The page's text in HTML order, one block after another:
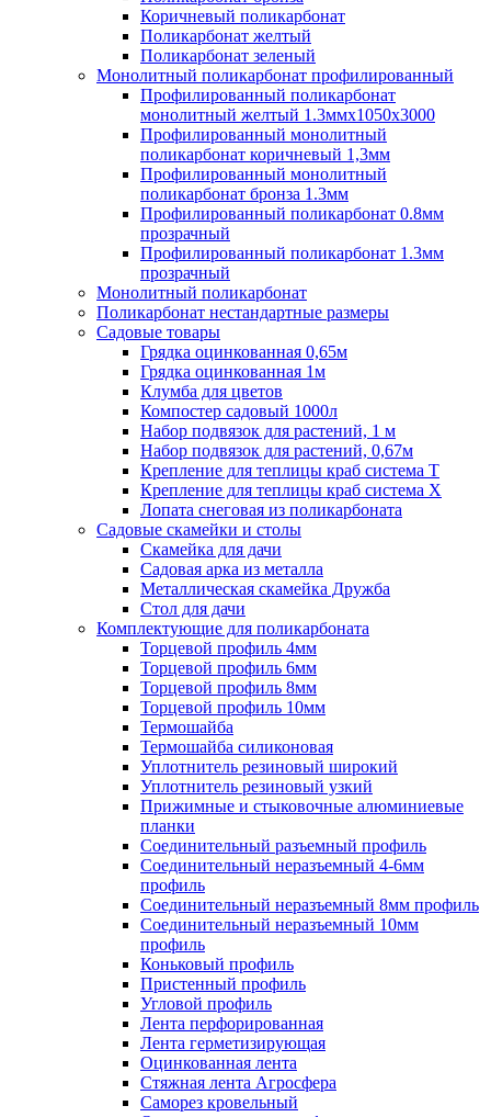
Коричневый поликарбонат
Поликарбонат желтый
Поликарбонат зеленый
Монолитный поликарбонат профилированный
Профилированный поликарбонат
монолитный желтый 1.3ммх1050х3000
Профилированный монолитный
поликарбонат коричневый 1,3мм
Профилированный монолитный
поликарбонат бронза 1.3мм
Профилированный поликарбонат 0.8мм
прозрачный
Профилированный поликарбонат 1.3мм
прозрачный
Монолитный поликарбонат
Поликарбонат нестандартные размеры
Садовые товары
Грядка оцинкованная 0,65м
Грядка оцинкованная 1м
Клумба для цветов
Компостер садовый 1000л
Набор подвязок для растений, 1 м
Набор подвязок для растений, 0,67м
Крепление для теплицы краб система Т
Крепление для теплицы краб система Х
Лопата снеговая из поликарбоната
Садовые скамейки и столы
Скамейка для дачи
Садовая арка из металла
Металлическая скамейка Дружба
Стол для дачи
Комплектующие для поликарбоната
Торцевой профиль 4мм
Торцевой профиль 6мм
Торцевой профиль 8мм
Торцевой профиль 10мм
Термошайба
Термошайба силиконовая
Уплотнитель резиновый широкий
Уплотнитель резиновый узкий
Прижимные и стыковочные алюминиевые
планки
Соединительный разъемный профиль
Соединительный неразъемный 4-6мм
профиль
Соединительный неразъемный 8мм профиль
Соединительный неразъемный 10мм
профиль
Коньковый профиль
Пристенный профиль
Угловой профиль
Лента перфорированная
Лента герметизирующая
Оцинкованная лента
Стяжная лента Агросфера
Саморез кровельный